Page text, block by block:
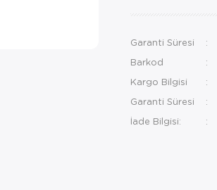
Garanti Süresi
Barkod
Kargo Bilgisi
Garanti Süresi
İade Bilgisi: